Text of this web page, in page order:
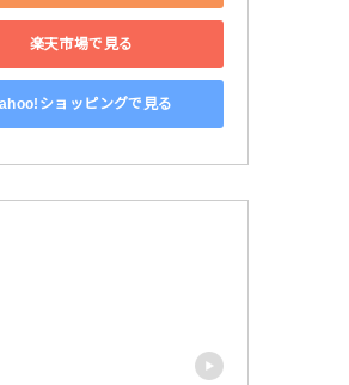
楽天市場で見る
ショッピングで見る